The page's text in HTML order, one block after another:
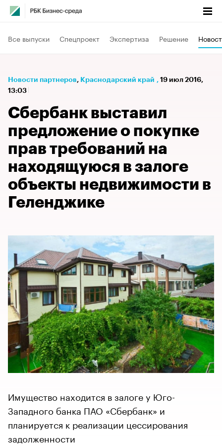
Все выпуски Спецпроект Экспертиза Решение
Новости партнеров⁠, Краснодарский край , 19 июл 2016,
13:03
Сбербанк выставил
предложение о покупке
прав требований на
находящуюся в залоге
объекты недвижимости в
Геленджике
Имущество находится в залоге у Юго-
Западного банка ПАО «Сбербанк» и
планируется к реализации цессирования
задолженности